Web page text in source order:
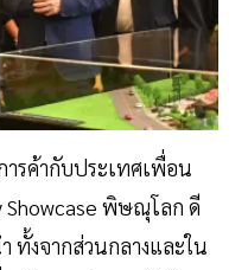
รค้ากับประเทศเพื่อน
Showcase พิษณุโลก ดี
งจากส่วนกลางและใน